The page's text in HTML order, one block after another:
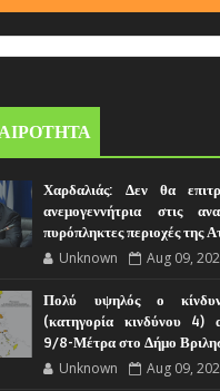
Χαρδαλιάς: Δεν θα
ανεμογεννήτρια στις
πυρόπληκτες περιοχές της
Unknown Aug 09,
Πολύ υψηλός ο
(κατηγορία κινδύνου 4)
9/8-Μέτρα στο Δήμο
Unknown Aug 09,